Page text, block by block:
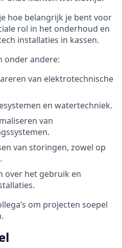
hoe belangrijk je bent voor
rol in het onderhoud en
installaties in kassen.
onder andere:
van elektrotechnische
en watertechniek.
van
van storingen, zowel op
over het gebruik en
om projecten soepel